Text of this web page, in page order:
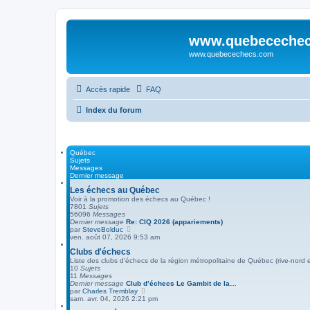
www.quebecechecs.com
Accès rapide FAQ
Index du forum
Québec
Sujets
Messages
Dernier message
Les échecs au Québec
Voir à la promotion des échecs au Québec !
7801 Sujets
56096 Messages
Dernier message Re: CIQ 2026 (appariements)
par SteveBolduc
o
l
e
r
n
ven. août 07, 2026 9:53 am
Clubs d'échecs
Liste des clubs d'échecs de la région métropolitaine de Québec (rive-
10 Sujets
11 Messages
Dernier message Club d’échecs Le Gambit de la…
par Charles Tremblay
o
sam. avr. 04, 2026 2:21 pm